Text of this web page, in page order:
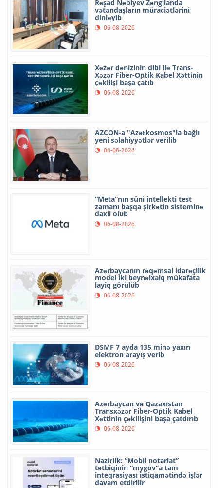
Rəşad Nəbiyev Zəngilanda
vətəndaşların müraciətlərini
dinləyib
06-08-2026
Xəzər dənizinin dibi ilə Trans-
Xəzər Fiber-Optik Kabel Xəttinin
çəkilişi başa çatıb
06-08-2026
AZCON-a "Azərkosmos"la bağlı
yeni səlahiyyətlər verilib
06-08-2026
“Meta”nın süni intellekti test
zamanı başqa şirkətin sisteminə
daxil olub
06-08-2026
Azərbaycanın rəqəmsal idarəçilik
model iki beynəlxalq mükafata
layiq görülüb
06-08-2026
DSMF 7 ayda 135 minə yaxın
elektron arayış verib
06-08-2026
Azərbaycan və Qazaxıstan
Transxəzər Fiber-Optik Kabel
Xəttinin çəkilişini başa çatdırıb
06-08-2026
Nazirlik: “Mobil notariat”
tətbiqinin “mygov”a tam
inteqrasiyası istiqamətində işlər
davam etdirilir